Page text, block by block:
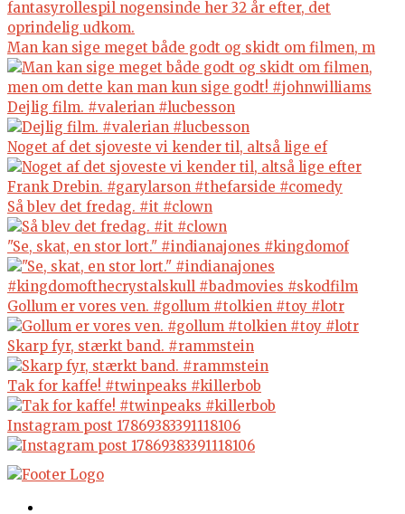
Man kan sige meget både godt og skidt om filmen, m
Dejlig film. #valerian #lucbesson
Noget af det sjoveste vi kender til, altså lige ef
Så blev det fredag. #it #clown
"Se, skat, en stor lort." #indianajones #kingdomof
Gollum er vores ven. #gollum #tolkien #toy #lotr
Skarp fyr, stærkt band. #rammstein
Tak for kaffe! #twinpeaks #killerbob
Instagram post 17869383391118106